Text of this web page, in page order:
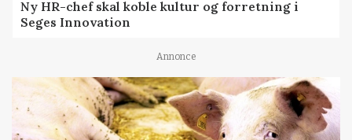
Ny HR-chef skal koble kultur og forretning i
Seges Innovation
Annonce